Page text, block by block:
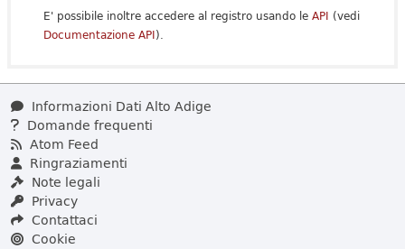
E' possibile inoltre accedere al registro usando le API (vedi
Documentazione API).
Informazioni Dati Alto Adige
Domande frequenti
Atom Feed
Ringraziamenti
Note legali
Privacy
Contattaci
Cookie